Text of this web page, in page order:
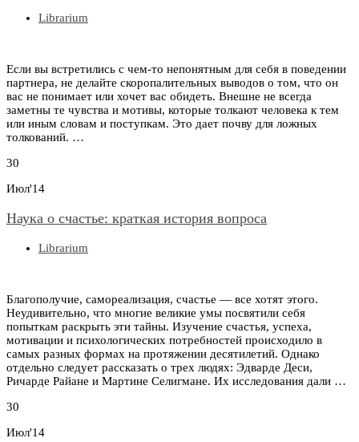
Librarium
Если вы встретились с чем-то непонятным для себя в поведении
партнера, не делайте скоропалительных выводов о том, что он
вас не понимает или хочет вас обидеть. Внешне не всегда
заметны те чувства и мотивы, которые толкают человека к тем
или иным словам и поступкам. Это дает почву для ложных
толкований. …
30
Июл'14
Наука о счастье: краткая история вопроса
Librarium
Благополучие, самореализация, счастье — все хотят этого.
Неудивительно, что многие великие умы посвятили себя
попыткам раскрыть эти тайны. Изучение счастья, успеха,
мотивации и психологических потребностей происходило в
самых разных формах на протяжении десятилетий. Однако
отдельно следует рассказать о трех людях: Эдварде Деси,
Ричарде Райане и Мартине Селигмане. Их исследования дали …
30
Июл'14